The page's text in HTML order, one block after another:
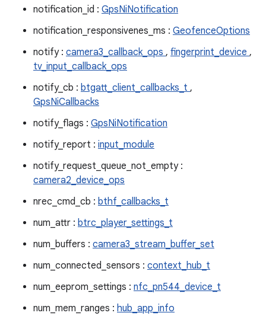
notification_id : GpsNiNotification
notification_responsivenes_ms : GeofenceOptions
notify : camera3_callback_ops , fingerprint_device ,
tv_input_callback_ops
notify_cb : btgatt_client_callbacks_t ,
GpsNiCallbacks
notify_flags : GpsNiNotification
notify_report : input_module
notify_request_queue_not_empty :
camera2_device_ops
nrec_cmd_cb : bthf_callbacks_t
num_attr : btrc_player_settings_t
num_buffers : camera3_stream_buffer_set
num_connected_sensors : context_hub_t
num_eeprom_settings : nfc_pn544_device_t
num_mem_ranges : hub_app_info